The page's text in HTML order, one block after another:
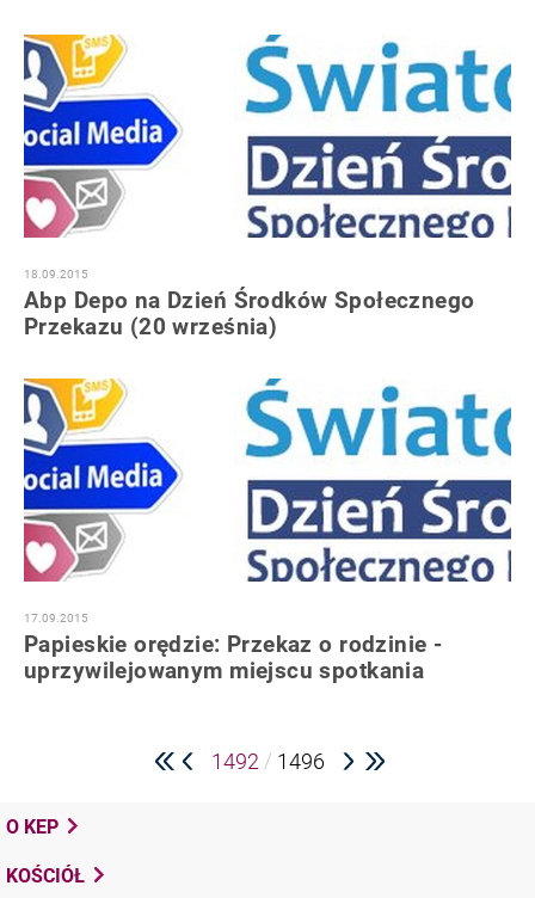
18.09.2015
Abp Depo na Dzień Środków Społecznego
Przekazu (20 września)
17.09.2015
Papieskie orędzie: Przekaz o rodzinie -
uprzywilejowanym miejscu spotkania
1492 / 1496
O KEP
KOŚCIÓŁ